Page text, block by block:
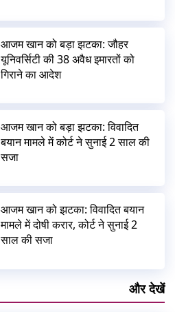
आजम खान को बड़ा झटका: जौहर
यूनिवर्सिटी की 38 अवैध इमारतों को
गिराने का आदेश
आजम खान को बड़ा झटका: विवादित
बयान मामले में कोर्ट ने सुनाई 2 साल की
सजा
आजम खान को झटका: विवादित बयान
मामले में दोषी करार, कोर्ट ने सुनाई 2
साल की सजा
और देखें